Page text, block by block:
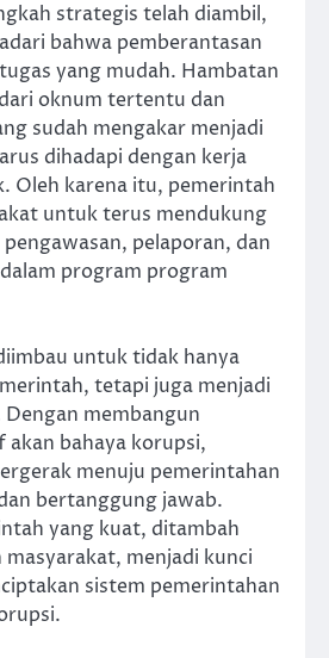
strategis telah diambil,
bahwa pemberantasan
yang mudah. Hambatan
oknum tertentu dan
sudah mengakar menjadi
dihadapi dengan kerja
Oleh karena itu, pemerintah
untuk terus mendukung
pelaporan, dan
program program
untuk tidak hanya
tetapi juga menjadi
membangun
akan bahaya korupsi,
menuju pemerintahan
bertanggung jawab.
yang kuat, ditambah
menjadi kunci
sistem pemerintahan